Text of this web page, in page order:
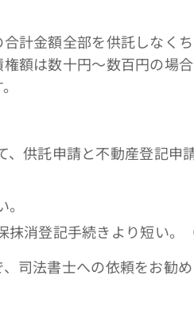
計金額全部を供託しなく
額は数十円～数百円の場
供託申請と不動産登記申
消登記手続きより短い。
司法書士への依頼をお勧め